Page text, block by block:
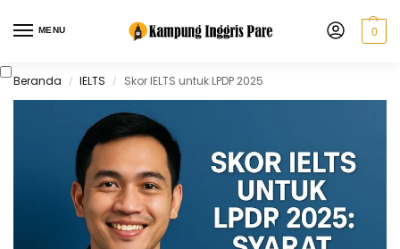
MENU 0
Beranda / IELTS / Skor IELTS untuk LPDP 2025